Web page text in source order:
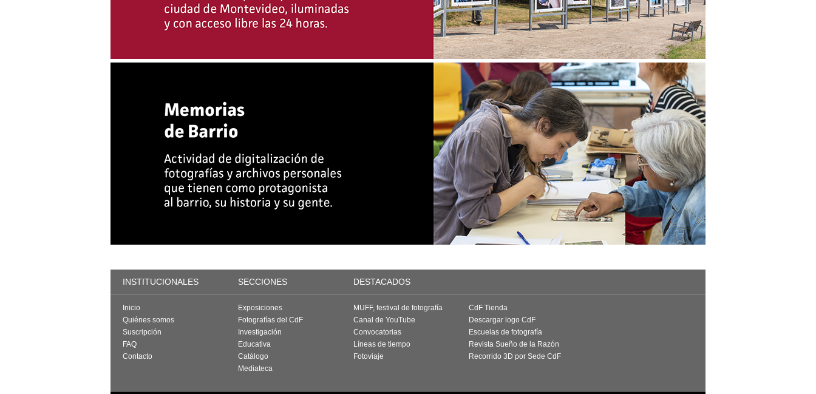
INSTITUCIONALES SECCIONES DESTACADOS
Inicio
Quiénes somos
Suscripción
FAQ
Contacto
Exposiciones
Fotografías del CdF
Investigación
Educativa
Catálogo
Mediateca
MUFF, festival de fotografía
Canal de YouTube
Convocatorias
Líneas de tiempo
Fotoviaje
CdF Tienda
Descargar logo CdF
Escuelas de fotografía
Revista Sueño de la Razón
Recorrido 3D por Sede CdF